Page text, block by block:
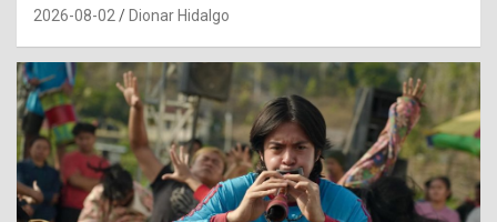
2026-08-02 Dionar Hidalgo